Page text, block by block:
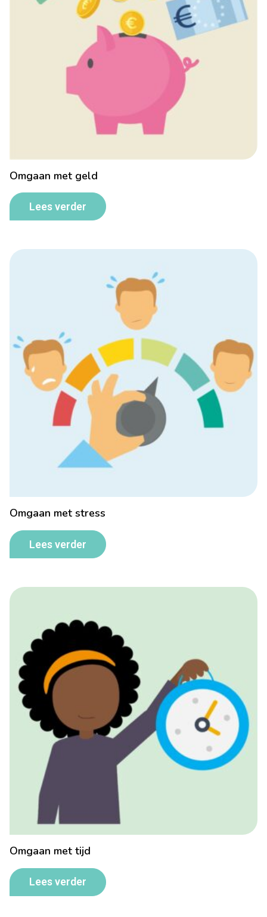
Omgaan met geld
Lees verder
Omgaan met stress
Lees verder
Omgaan met tijd
Lees verder